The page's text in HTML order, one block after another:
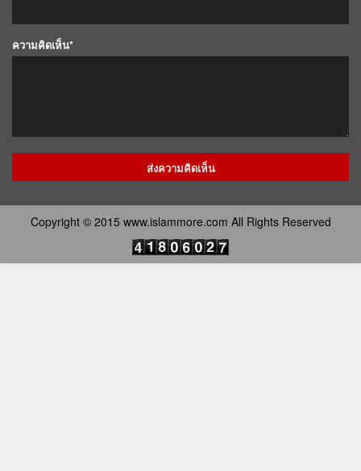
ความคิดเห็น*
Copyright © 2015 www.islammore.com All Rights Reserved